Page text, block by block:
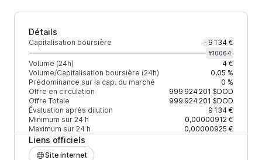
Détails
Capitalisation boursière - 9 134 €
#10064
Volume (24h)
4 €
Volume/Capitalisation boursière (24h)
0,05 %
Prédominance sur la cap. du marché
0 %
Offre en circulation
999 924 201 $DOD
Offre Totale
999 924 201 $DOD
Évaluation après dilution
9 134 €
Minimum sur 24 h
0,00000912 €
Maximum sur 24 h
0,00000925 €
Liens officiels
Site internet